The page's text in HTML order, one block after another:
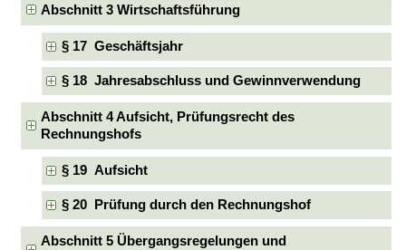
Abschnitt 3 Wirtschaftsführung
§ 17 Geschäftsjahr
§ 18 Jahresabschluss und Gewinnverwendung
Abschnitt 4 Aufsicht, Prüfungsrecht des
Rechnungshofs
§ 19 Aufsicht
§ 20 Prüfung durch den Rechnungshof
Abschnitt 5 Übergangsregelungen und